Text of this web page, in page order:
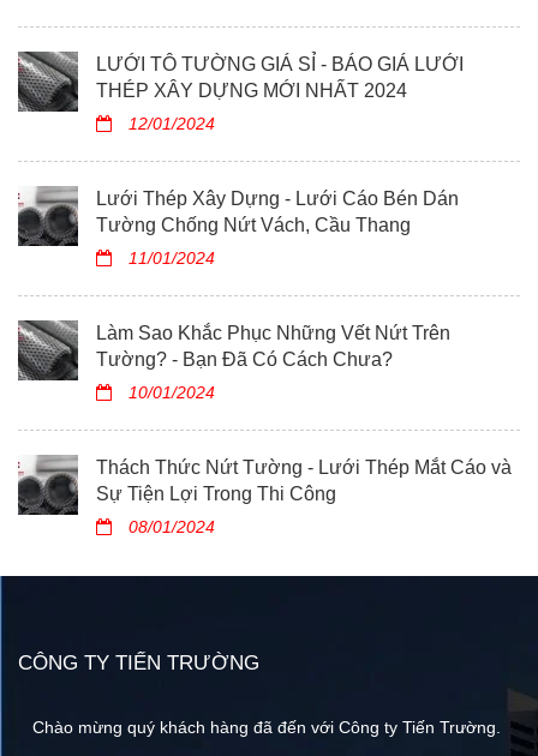
LƯỚI TÔ TƯỜNG GIÁ SỈ - BÁO GIÁ LƯỚI
THÉP XÂY DỰNG MỚI NHẤT 2024
12/01/2024
Lưới Thép Xây Dựng - Lưới Cáo Bén Dán
Tường Chống Nứt Vách, Cầu Thang
11/01/2024
Làm Sao Khắc Phục Những Vết Nứt Trên
Tường? - Bạn Đã Có Cách Chưa?
10/01/2024
Thách Thức Nứt Tường - Lưới Thép Mắt Cáo và
Sự Tiện Lợi Trong Thi Công
08/01/2024
CÔNG TY TIẾN TRƯỜNG
Chào mừng quý khách hàng đã đến với Công ty Tiến Trường.